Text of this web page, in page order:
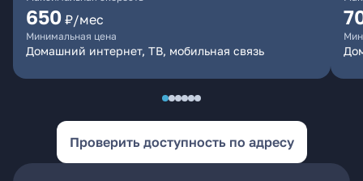
650 ₽/мес
Минимальная цена
Домашний интернет, ТВ, мобильная связь
Проверить доступность по адресу